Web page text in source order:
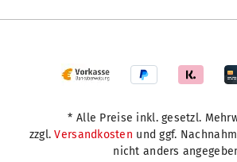
* Alle Preise inkl. gesetzl.
zzgl.Versandkosten und ggf.
nicht anders